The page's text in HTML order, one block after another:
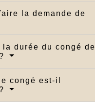
la demande de
durée du congé de
congé est-il